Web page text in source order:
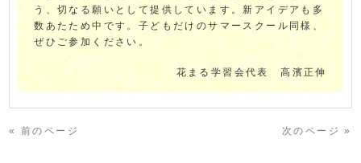
う、切なる願いとして提供しています。新アイデアも多
数あたため中です。子どもだけのサマースクール同様、
ぜひご参加ください。
花まる学習会代表 高濱正伸
« 前のページ 次のページ »